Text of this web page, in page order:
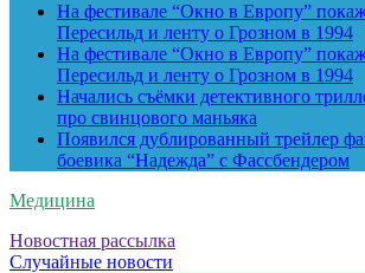
На фестивале “Окно в Европу”
Пересильд и ленту о Грозном в 1994
На фестивале “Окно в Европу”
Пересильд и ленту о Грозном в 1994
Начались съёмки детективного
про свинцового маньяка
Появился дублированный трейлер
боевика “Надежда” с Фассбендером
Медицина
Новостная рассылка
Случайные новости